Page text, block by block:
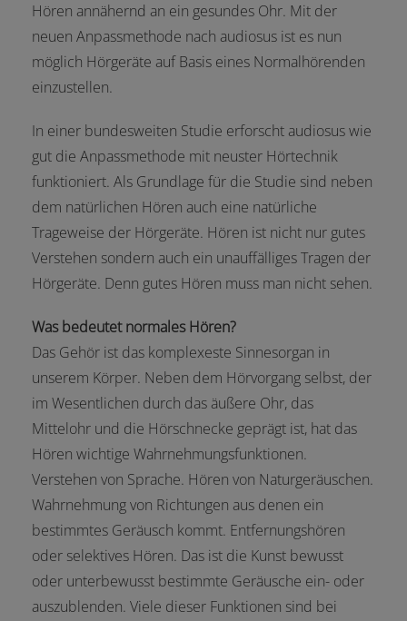
Hören annähernd an ein gesundes Ohr. Mit der
neuen Anpassmethode nach audiosus ist es nun
möglich Hörgeräte auf Basis eines Normalhörenden
einzustellen.
In einer bundesweiten Studie erforscht audiosus wie
gut die Anpassmethode mit neuster Hörtechnik
funktioniert. Als Grundlage für die Studie sind neben
dem natürlichen Hören auch eine natürliche
Trageweise der Hörgeräte. Hören ist nicht nur gutes
Verstehen sondern auch ein unauffälliges Tragen der
Hörgeräte. Denn gutes Hören muss man nicht sehen.
Was bedeutet normales Hören?
Das Gehör ist das komplexeste Sinnesorgan in
unserem Körper. Neben dem Hörvorgang selbst, der
im Wesentlichen durch das äußere Ohr, das
Mittelohr und die Hörschnecke geprägt ist, hat das
Hören wichtige Wahrnehmungsfunktionen.
Verstehen von Sprache. Hören von Naturgeräuschen.
Wahrnehmung von Richtungen aus denen ein
bestimmtes Geräusch kommt. Entfernungshören
oder selektives Hören. Das ist die Kunst bewusst
oder unterbewusst bestimmte Geräusche ein- oder
auszublenden. Viele dieser Funktionen sind bei